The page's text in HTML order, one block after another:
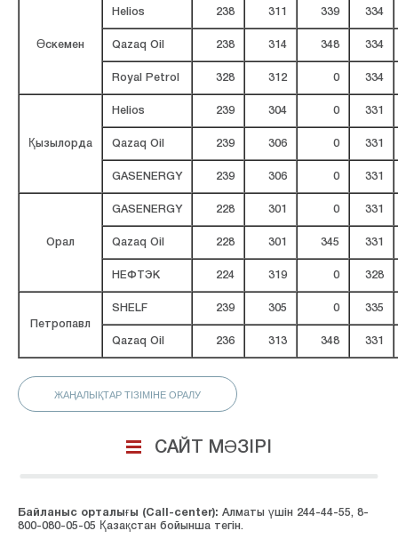
Өскемен
Helios 238 311 339 334
Qazaq Oil 238 314 348 334
Royal Petrol 328 312 0 334
Қызылорда
Helios 239 304 0 331
Qazaq Oil 239 306 0 331
GASENERGY 239 306 0 331
Орал
GASENERGY 228 301 0 331
Qazaq Oil 228 301 345 331
НЕФТЭК 224 319 0 328
Петропавл
SHELF 239 305 0 335
Qazaq Oil 236 313 348 331
ЖАҢАЛЫҚТАР ТІЗІМІНЕ ОРАЛУ
САЙТ МӘЗІРІ
Байланыс орталығы (Сall-center): Алматы үшін 244-44-55, 8-
800-080-05-05 Қазақстан бойынша тегін.